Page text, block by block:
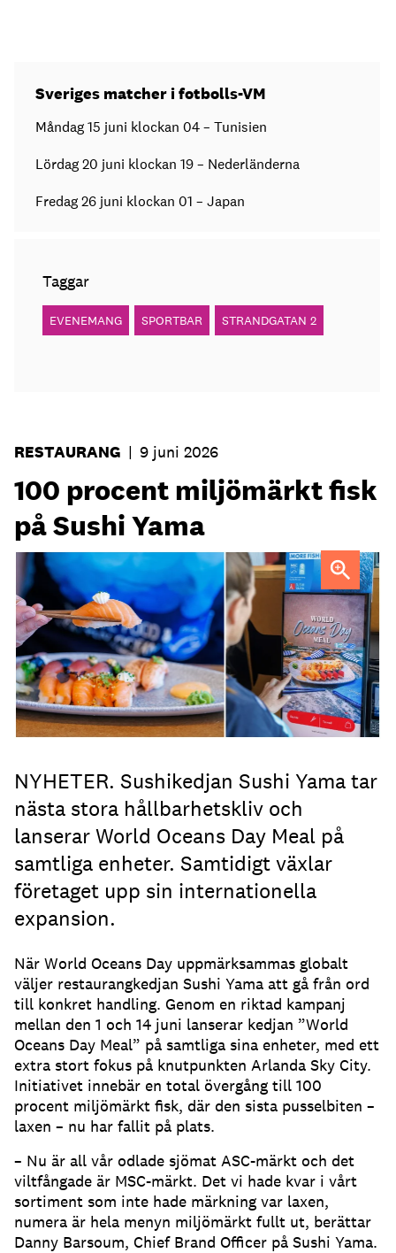
Sveriges matcher i fotbolls-VM
Måndag 15 juni klockan 04 – Tunisien
Lördag 20 juni klockan 19 – Nederländerna
Fredag 26 juni klockan 01 – Japan
Taggar
EVENEMANG SPORTBAR STRANDGATAN 2
RESTAURANG | 9 juni 2026
100 procent miljömärkt fisk
på Sushi Yama
NYHETER. Sushikedjan Sushi Yama tar
nästa stora hållbarhetskliv och
lanserar World Oceans Day Meal på
samtliga enheter. Samtidigt växlar
företaget upp sin internationella
expansion.
När World Oceans Day uppmärksammas globalt
väljer restaurangkedjan Sushi Yama att gå från ord
till konkret handling. Genom en riktad kampanj
mellan den 1 och 14 juni lanserar kedjan ”World
Oceans Day Meal” på samtliga sina enheter, med ett
extra stort fokus på knutpunkten Arlanda Sky City.
Initiativet innebär en total övergång till 100
procent miljömärkt fisk, där den sista pusselbiten –
laxen – nu har fallit på plats.
– Nu är all vår odlade sjömat ASC-märkt och det
viltfångade är MSC-märkt. Det vi hade kvar i vårt
sortiment som inte hade märkning var laxen,
numera är hela menyn miljömärkt fullt ut, berättar
Danny Barsoum, Chief Brand Officer på Sushi Yama.